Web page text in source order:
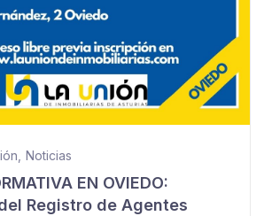
Noticias
EN OVIEDO:
Registro de Agentes